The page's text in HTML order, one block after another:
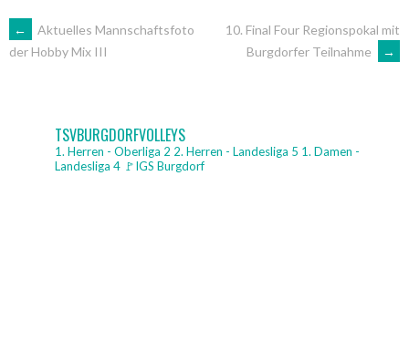
ARTIKEL-
←
Aktuelles Mannschaftsfoto
der Hobby Mix III
10. Final Four Regionspokal mit
Burgdorfer Teilnahme
→
TSVBURGDORFVOLLEYS
1. Herren - Oberliga 2 2. Herren - Landesliga 5 1. Damen -
Landesliga 4 🚩IGS Burgdorf